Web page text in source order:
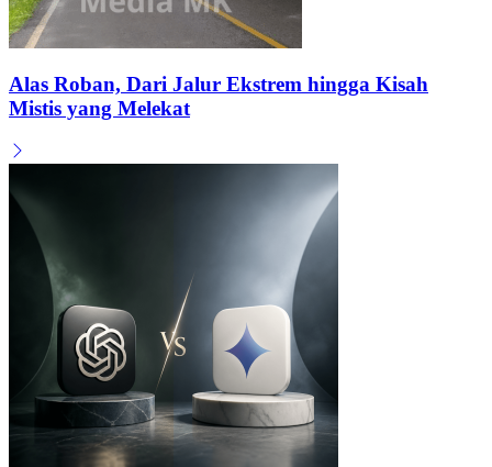
Alas Roban, Dari Jalur Ekstrem hingga Kisah
Mistis yang Melekat